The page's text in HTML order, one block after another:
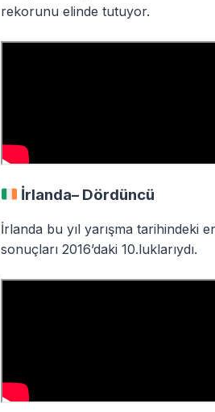
rekorunu elinde tutuyor.
İrlanda– Dördüncü
İrlanda bu yıl yarışma tarihindeki
sonuçları 2016’daki 10.luklarıydı.